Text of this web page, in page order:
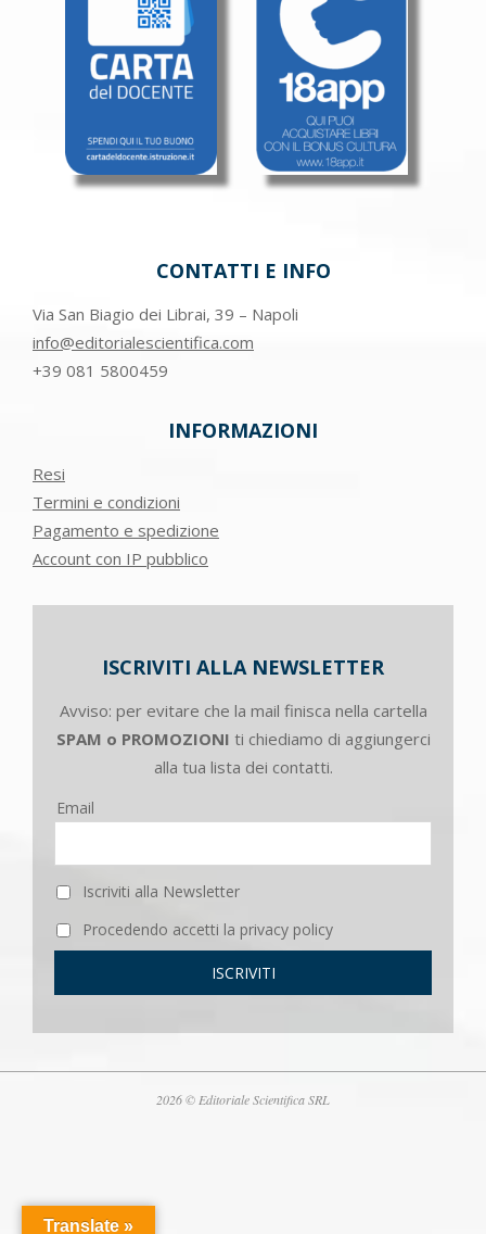
CONTATTI E INFO
Via San Biagio dei Librai, 39 – Napoli
info@editorialescientifica.com
+39 081 5800459
INFORMAZIONI
Resi
Termini e condizioni
Pagamento e spedizione
Account con IP pubblico
ISCRIVITI ALLA NEWSLETTER
Avviso: per evitare che la mail finisca nella cartella
SPAM o PROMOZIONI ti chiediamo di aggiungerci
alla tua lista dei contatti.
Email
Iscriviti alla Newsletter
Procedendo accetti la privacy policy
2026 © Editoriale Scientifica SRL
Translate »